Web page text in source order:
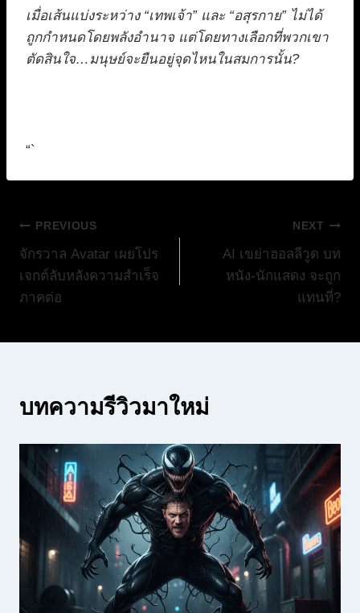
เมื่อเส้นแบ่งระหว่าง “เทพเจ้า” และ “อสุรกาย” ไม่ได้
ถูกกำหนดโดยพลังอำนาจ แต่โดยทางเลือกที่พวกเขา
ตัดสินใจ…มนุษย์จะยืนอยู่จุดไหนในสมการนั้น?
“`
แนะแนว
เรื่อง
PREVIOUS
จักรวาล Avatar เผยโปร
เจกต์ลับหลังความสำเร็จ
ภาคต่อ
NEXT
AI เขย่าฮอลลีวูด บท
หนัง-นักแสดง จะถูก
แทนที่?
บทความรีวิวมาใหม่